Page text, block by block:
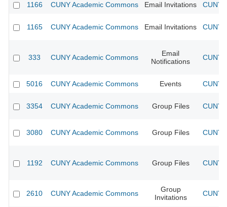
1166 CUNY Academic Commons Email Invitations CUNY
1165 CUNY Academic Commons Email Invitations CUNY
333 CUNY Academic Commons
Email
Notifications
CUNY
5016 CUNY Academic Commons Events CUNY
3354 CUNY Academic Commons Group Files CUNY
3080 CUNY Academic Commons Group Files CUNY
1192 CUNY Academic Commons Group Files CUNY
2610 CUNY Academic Commons
Group
Invitations
CUNY